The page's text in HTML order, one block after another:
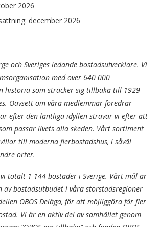
2026
december 2026
och Sveriges ledande bostadsutvecklare. Vi
med över 640 000
historia som sträcker sig tillbaka till 1929
Oavsett om våra medlemmar föredrar
efter den lantliga idyllen strävar vi efter att
passar livets alla skeden. Vårt sortiment
till moderna flerbostadshus, i såväl
orter.
totalt 1 144 bostäder i Sverige. Vårt mål är
bostadsutbudet i våra storstadsregioner
OBOS Deläga, för att möjliggöra för fler
Vi är en aktiv del av samhället genom